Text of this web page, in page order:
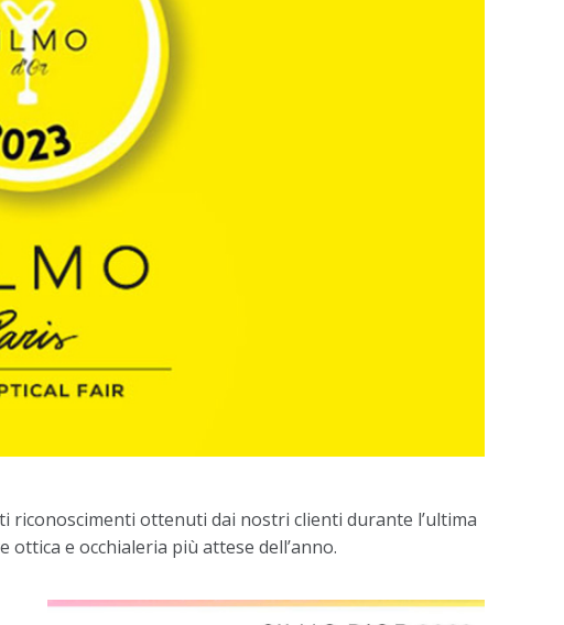
riconoscimenti ottenuti dai nostri clienti durante l’ultima
ottica e occhialeria più attese dell’anno.